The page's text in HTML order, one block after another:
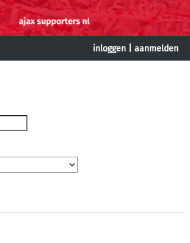
inloggen aanmelden